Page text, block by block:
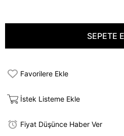
Favorilere Ekle
İstek Listeme Ekle
Fiyat Düşünce Haber Ver